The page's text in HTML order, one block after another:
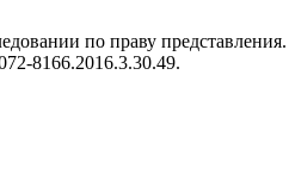
по праву
8166.2016.3.30.49.